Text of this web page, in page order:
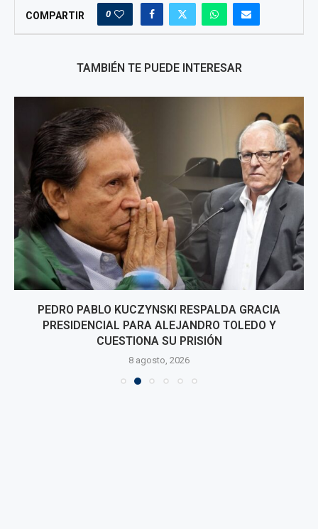
COMPARTIR 0
TAMBIÉN TE PUEDE INTERESAR
PEDRO PABLO KUCZYNSKI RESPALDA GRACIA
PRESIDENCIAL PARA ALEJANDRO TOLEDO Y
CUESTIONA SU PRISIÓN
8 agosto, 2026